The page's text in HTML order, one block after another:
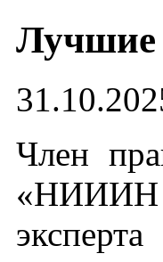
Лучшие
Член
«НИИИН